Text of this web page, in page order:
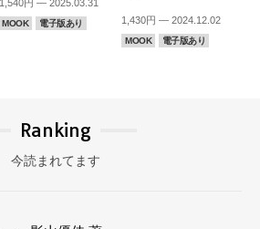
1,540円 — 2025.03.31
MOOK 電子版あり 1,430円 — 2024.12.02
MOOK 電子版あり
Ranking
今読まれてます